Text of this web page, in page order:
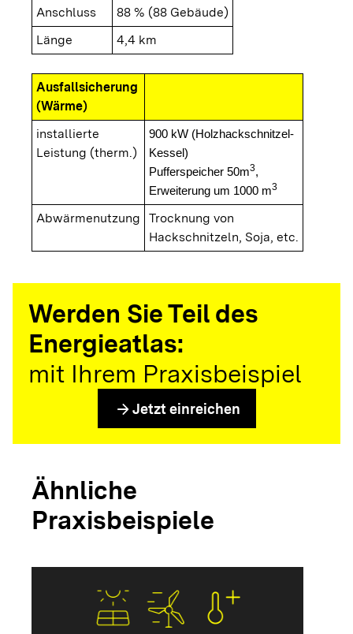
Anschluss
88 % (88 Gebäude)
Länge
4,4 km
Ausfallsicherung
(Wärme)
installierte
Leistung (therm.)
900 kW (Holzhackschnitzel-
Kessel)
Pufferspeicher 50m3,
Erweiterung um 1000 m3
Abwärmenutzung
Trocknung von
Hackschnitzeln, Soja, etc.
Werden Sie Teil des
Energieatlas:
mit Ihrem Praxisbeispiel
arrow_forward Jetzt einreichen
Ähnliche
Praxisbeispiele